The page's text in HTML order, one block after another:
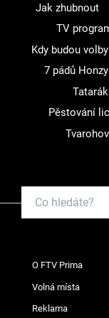
Jak zhubnout
TV
Kdy budou volby
7 pádů
Pěstování
O FTV Prima
Volná místa
Reklama